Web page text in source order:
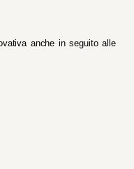
anche in seguito alle